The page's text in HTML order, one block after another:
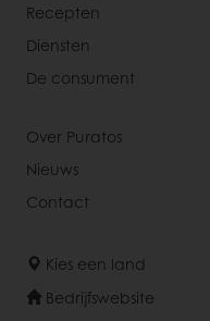
Recepten
Diensten
De consument
Over Puratos
Nieuws
Contact
Kies een land
Bedrijfswebsite